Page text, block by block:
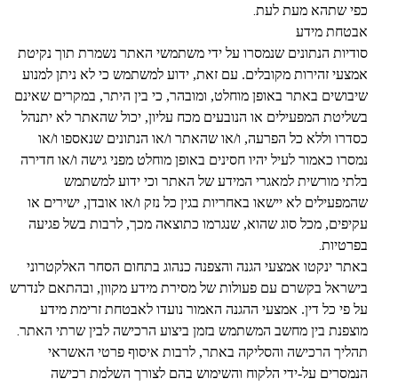
כפי שתהא מעת לעת.
אבטחת מידע
סודיות הנתונים שנמסרו על ידי משתמשי האתר נשמרת תוך נקיטת
אמצעי זהירות מקובלים. עם זאת, ידוע למשתמש כי לא ניתן למנוע
שיבושים באתר באופן מוחלט, ומובהר, כי בין היתר, במקרים שאינם
בשליטת המפעילים או הנובעים מכח עליון, יכול שהאתר לא יתנהל
כסדרו וללא כל הפרעה, ו/או שהאתר ו/או הנתונים שנאספו ו/או
נמסרו כאמור לעיל יהיו חסינים באופן מוחלט מפני גישה ו/או חדירה
בלתי מורשית למאגרי המידע של האתר וכי ידוע למשתמש
שהמפעילים לא יישאו באחריות בגין כל נזק ו/או אובדן, ישירים או
עקיפים, מכל סוג שהוא, שנגרמו כתוצאה מכך, לרבות בשל פגיעה
בפרטיות.
באתר ינקטו אמצעי הגנה והצפנה כנהוג בתחום הסחר האלקטרוני
בישראל בקשרם עם פעולות של מסירת מידע מקוון, ובהתאם לנדרש
על פי כל דין. אמצעי ההגנה האמור נועדו לאבטחת זרימת מידע
מוצפנת בין מחשב המשתמש בזמן ביצוע הרכישה לבין שרתי האתר.
תהליך הרכישה והסליקה באתר, לרבות איסוף פרטי האשראי
הנמסרים על-ידי הלקוח והשימוש בהם לצורך השלמת רכישה